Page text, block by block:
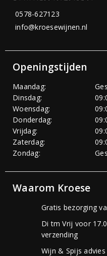
0578-627123
info@kroesewijnen.nl
Openingstijden
Maandag:
Dinsdag:
Woensdag:
Donderdag:
Vrijdag:
Zaterdag:
Zondag:
Waarom Kroese
Gratis bezorging
Di tm Vrij voor
verzending
Wijn & Spijs advies